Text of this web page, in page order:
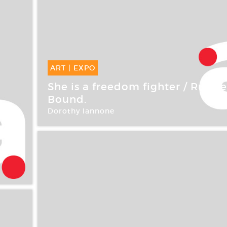
ART | EXPO
08 Sep -13 Oct 2007
She is a freedom fighter /
Bound.
Dorothy Iannone